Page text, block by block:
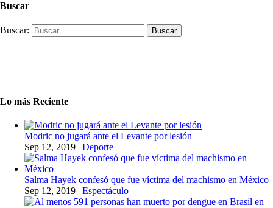
Buscar
Buscar:
Lo más Reciente
Modric no jugará ante el Levante por lesión
Sep 12, 2019 | Deporte
Salma Hayek confesó que fue víctima del machismo en México
Sep 12, 2019 | Espectáculo